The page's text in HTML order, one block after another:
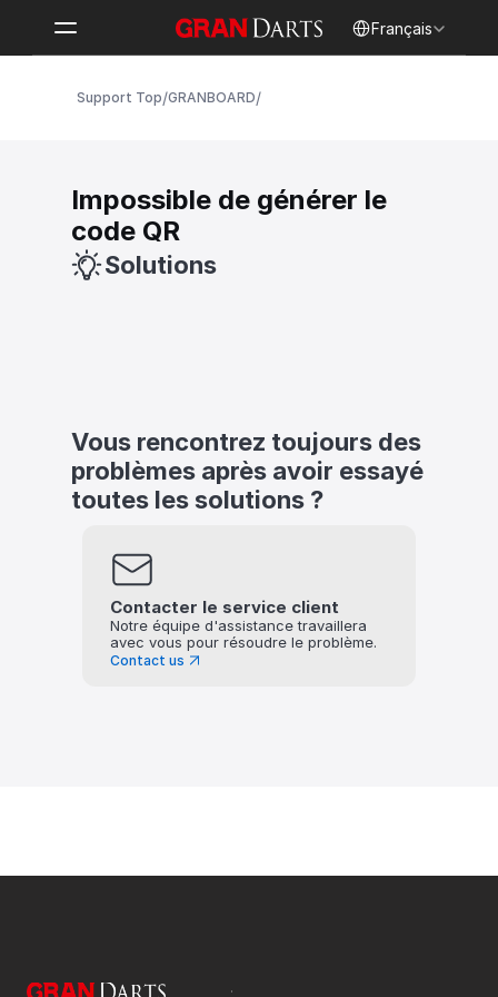
Français
Support Top/GRANBOARD/
Impossible de générer le
code QR
Solutions
Vous rencontrez toujours des
problèmes après avoir essayé
toutes les solutions ?
Contacter le service client
Notre équipe d'assistance travaillera
avec vous pour résoudre le problème.
Contact us